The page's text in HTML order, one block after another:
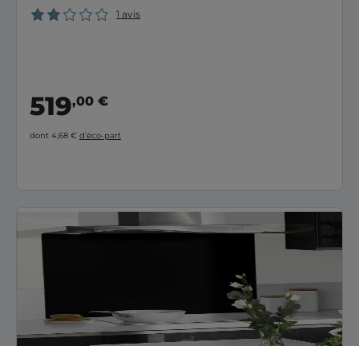
1 avis
519,00 €
dont 4,68 € d’éco-part